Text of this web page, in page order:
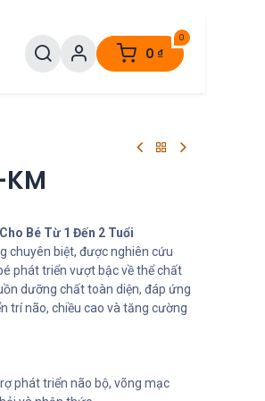
0
0 ₫
Bé Từ 1 Đến 2 Tuổi
chuyên biệt, được nghiên cứu
phát triển vượt bậc về thể chất
dưỡng chất toàn diện, đáp ứng
trí não, chiều cao và tăng cường
phát triển não bộ, võng mạc